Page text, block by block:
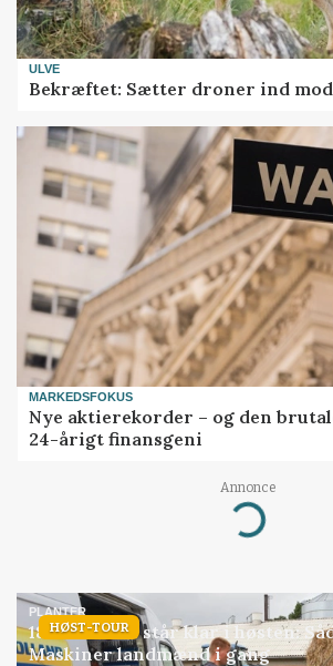
ULVE
Bekræftet: Sætter droner ind
MARKEDSFOKUS
Nye aktierekorder – og den
24-årigt finansgeni
Annonce
Loading...
HØST-TOUR
PLANTER
18 montører står klar i høsten:
Maskiner landmænd i gang